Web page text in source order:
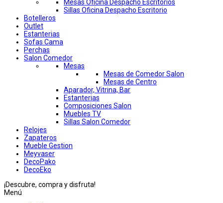
Mesas Oficina Despacho Escritorios
Sillas Oficina Despacho Escritorio
Botelleros
Outlet
Estanterias
Sofas Cama
Perchas
Salon Comedor
Mesas
Mesas de Comedor Salon
Mesas de Centro
Aparador, Vitrina, Bar
Estanterias
Composiciones Salon
Muebles TV
Sillas Salon Comedor
Relojes
Zapateros
Mueble Gestion
Meyvaser
DecoPako
DecoEko
¡Descubre, compra y disfruta!
Menú